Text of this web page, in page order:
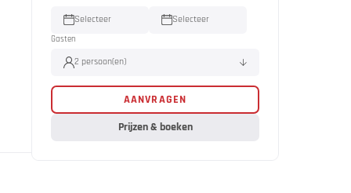
Selecteer Selecteer
Gasten
2 persoon(en)
AANVRAGEN
Prijzen & boeken